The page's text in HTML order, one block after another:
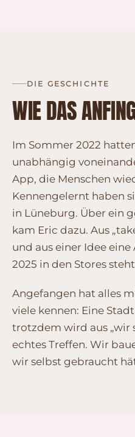
DIE GESCHICHTE
WIE DAS
Im Sommer 2022
unabhängig
App, die Menschen
Kennengelernt haben
in Lüneburg. Über ein
kam Eric dazu. Aus
und aus einer Idee
2025 in den Stores
Angefangen hat alles
viele kennen: Eine
trotzdem wird aus „wir
echtes Treffen. Wir
wir selbst gebraucht